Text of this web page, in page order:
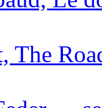
The